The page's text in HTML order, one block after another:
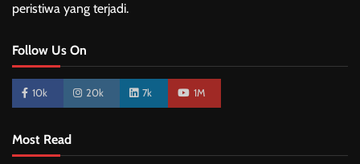
peristiwa yang terjadi.
Follow Us On
10k 20k 7k 1M
Most Read